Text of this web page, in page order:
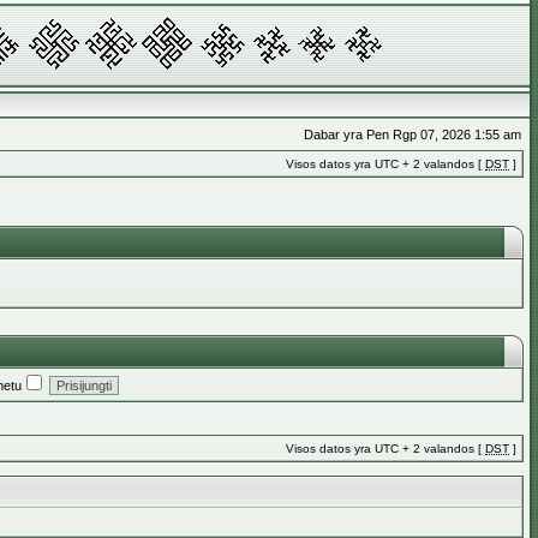
Dabar yra Pen Rgp 07, 2026 1:55 am
Visos datos yra UTC + 2 valandos [ DST ]
Visos datos yra UTC + 2 valandos [ DST ]